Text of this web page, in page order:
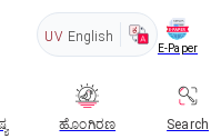
UV English
E-Paper
ಹೊಂಗಿರಣ Search